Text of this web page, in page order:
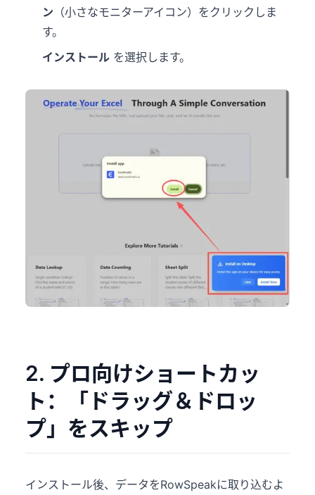
ン （小さなモニターアイコン）をクリックしま
す。
インストール を選択します。
2. プロ向けショートカッ
ト：「ドラッグ＆ドロッ
プ」をスキップ
インストール後、データをRowSpeakに取り込むよ